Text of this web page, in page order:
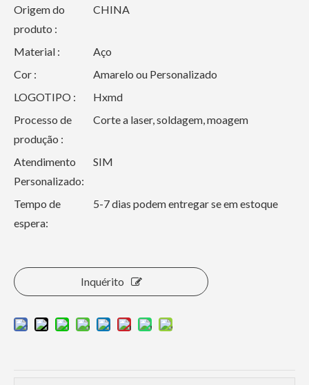
Origem do
produto :
CHINA
Material :
Aço
Cor :
Amarelo ou Personalizado
LOGOTIPO :
Hxmd
Processo de
produção :
Corte a laser, soldagem, moagem
Atendimento
Personalizado:
SIM
Tempo de
espera:
5-7 dias podem entregar se em estoque
Inquérito